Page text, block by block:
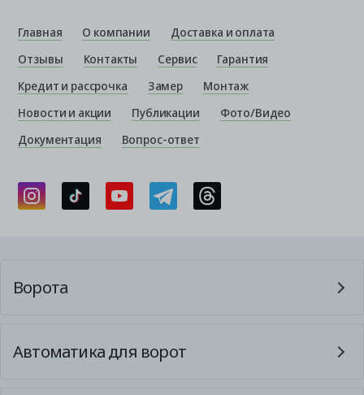
Главная О компании
Доставка и оплата
Отзывы
Контакты Сервис
Гарантия
Кредит и рассрочка
Замер
Монтаж
Новости и акции
Публикации
Фото/Видео
Документация
Вопрос-ответ
Ворота
Автоматика для ворот